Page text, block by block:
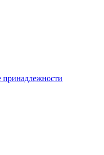
принадлежности